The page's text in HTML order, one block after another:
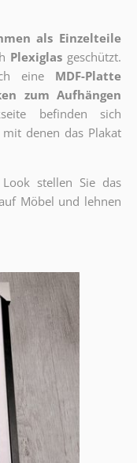
als Einzelteile
Plexiglas geschützt.
eine
MDF-Platte
zum Aufhängen
befinden sich
denen das Plakat
stellen Sie das
Möbel und lehnen